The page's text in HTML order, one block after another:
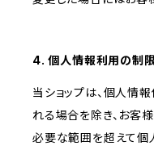
4. 個人情報利用の制
当ショップは、個人情
れる場合を除き、お客
必要な範囲を超えて個